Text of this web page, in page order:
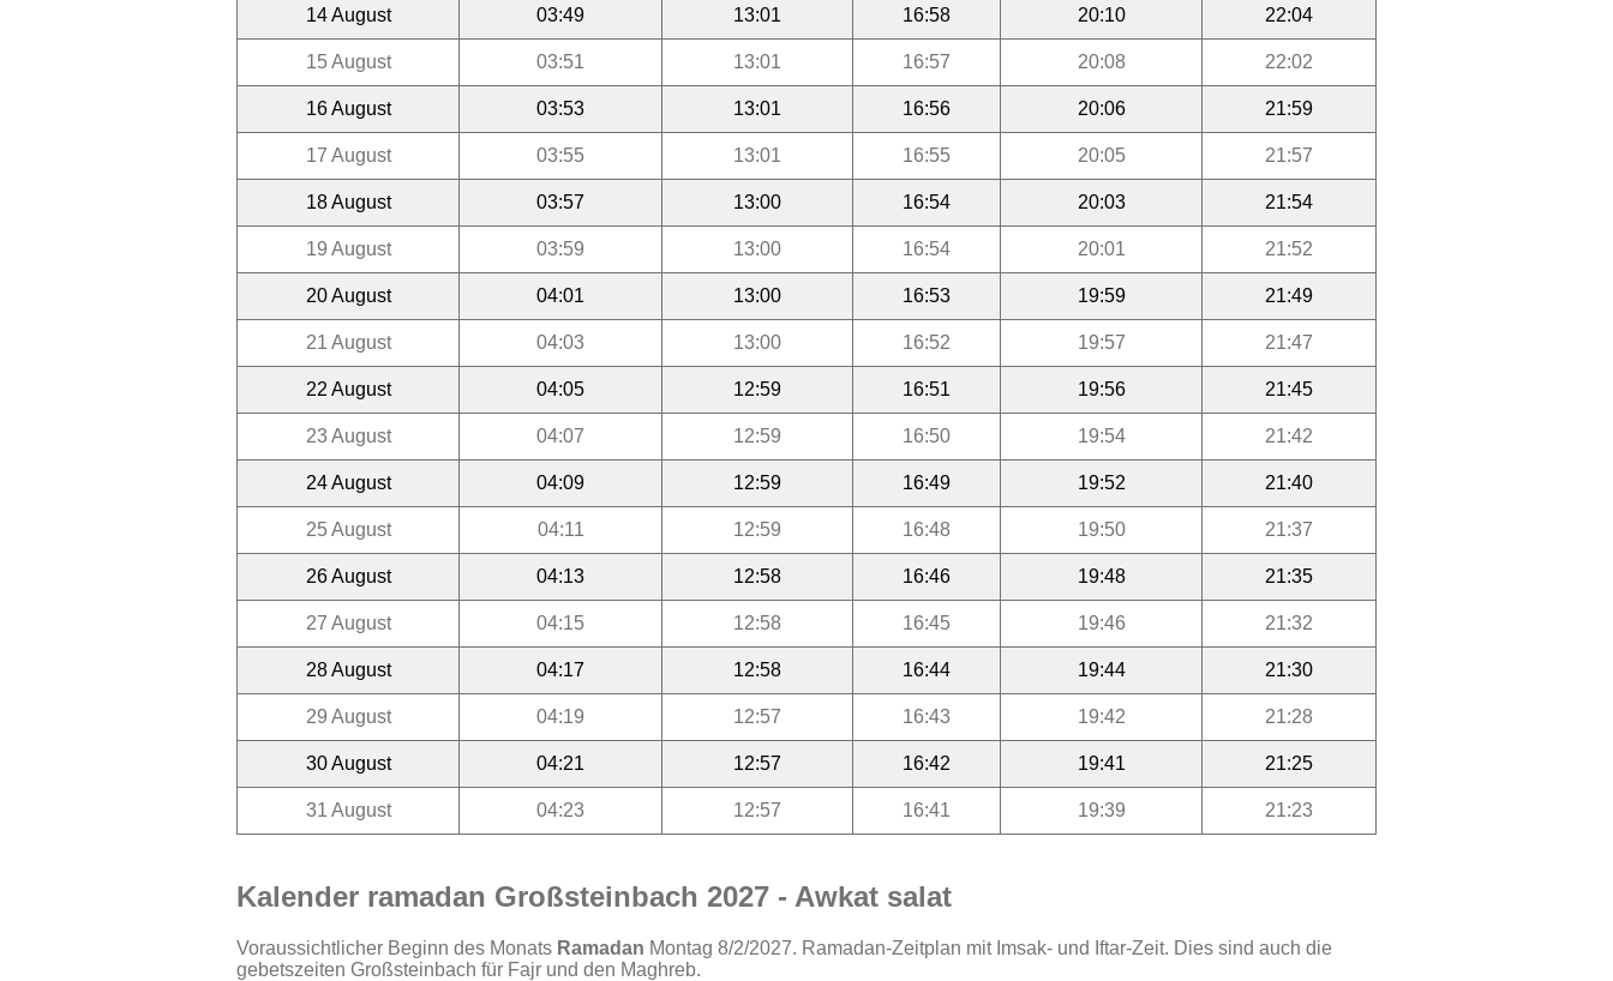
14 August 03:49 13:01 16:58 20:10 22:04
15 August 03:51 13:01 16:57 20:08 22:02
16 August 03:53 13:01 16:56 20:06 21:59
17 August 03:55 13:01 16:55 20:05 21:57
18 August 03:57 13:00 16:54 20:03 21:54
19 August 03:59 13:00 16:54 20:01 21:52
20 August 04:01 13:00 16:53 19:59 21:49
21 August 04:03 13:00 16:52 19:57 21:47
22 August 04:05 12:59 16:51 19:56 21:45
23 August 04:07 12:59 16:50 19:54 21:42
24 August 04:09 12:59 16:49 19:52 21:40
25 August 04:11 12:59 16:48 19:50 21:37
26 August 04:13 12:58 16:46 19:48 21:35
27 August 04:15 12:58 16:45 19:46 21:32
28 August 04:17 12:58 16:44 19:44 21:30
29 August 04:19 12:57 16:43 19:42 21:28
30 August 04:21 12:57 16:42 19:41 21:25
31 August 04:23 12:57 16:41 19:39 21:23
Kalender ramadan Großsteinbach 2027 - Awkat salat
Voraussichtlicher Beginn des Monats Ramadan Montag 8/2/2027. Ramadan-Zeitplan mit Imsak- und Iftar-Zeit. Dies sind auch die
gebetszeiten Großsteinbach für Fajr und den Maghreb.